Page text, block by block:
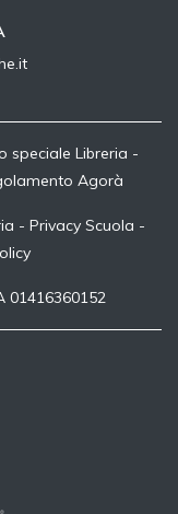
speciale Libreria -
Agorà
- Privacy Scuola -
01416360152